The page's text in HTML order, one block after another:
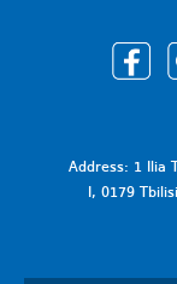
Address: 1 Ilia
I, 0179